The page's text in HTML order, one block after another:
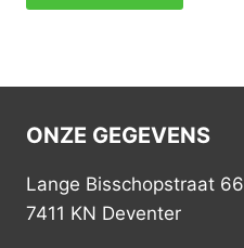
ONZE GEGEVENS
Lange Bisschopstraat 66
7411 KN Deventer